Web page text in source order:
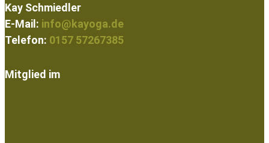
Kay Schmiedler
E-Mail: info@kayoga.de
Telefon: 0157 57267385
Mitglied im